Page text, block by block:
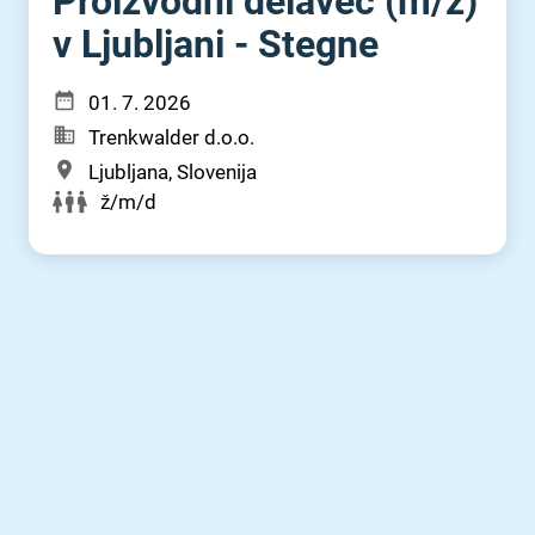
v Ljubljani - Stegne
01. 7. 2026
Trenkwalder d.o.o.
Ljubljana, Slovenija
ž/m/d